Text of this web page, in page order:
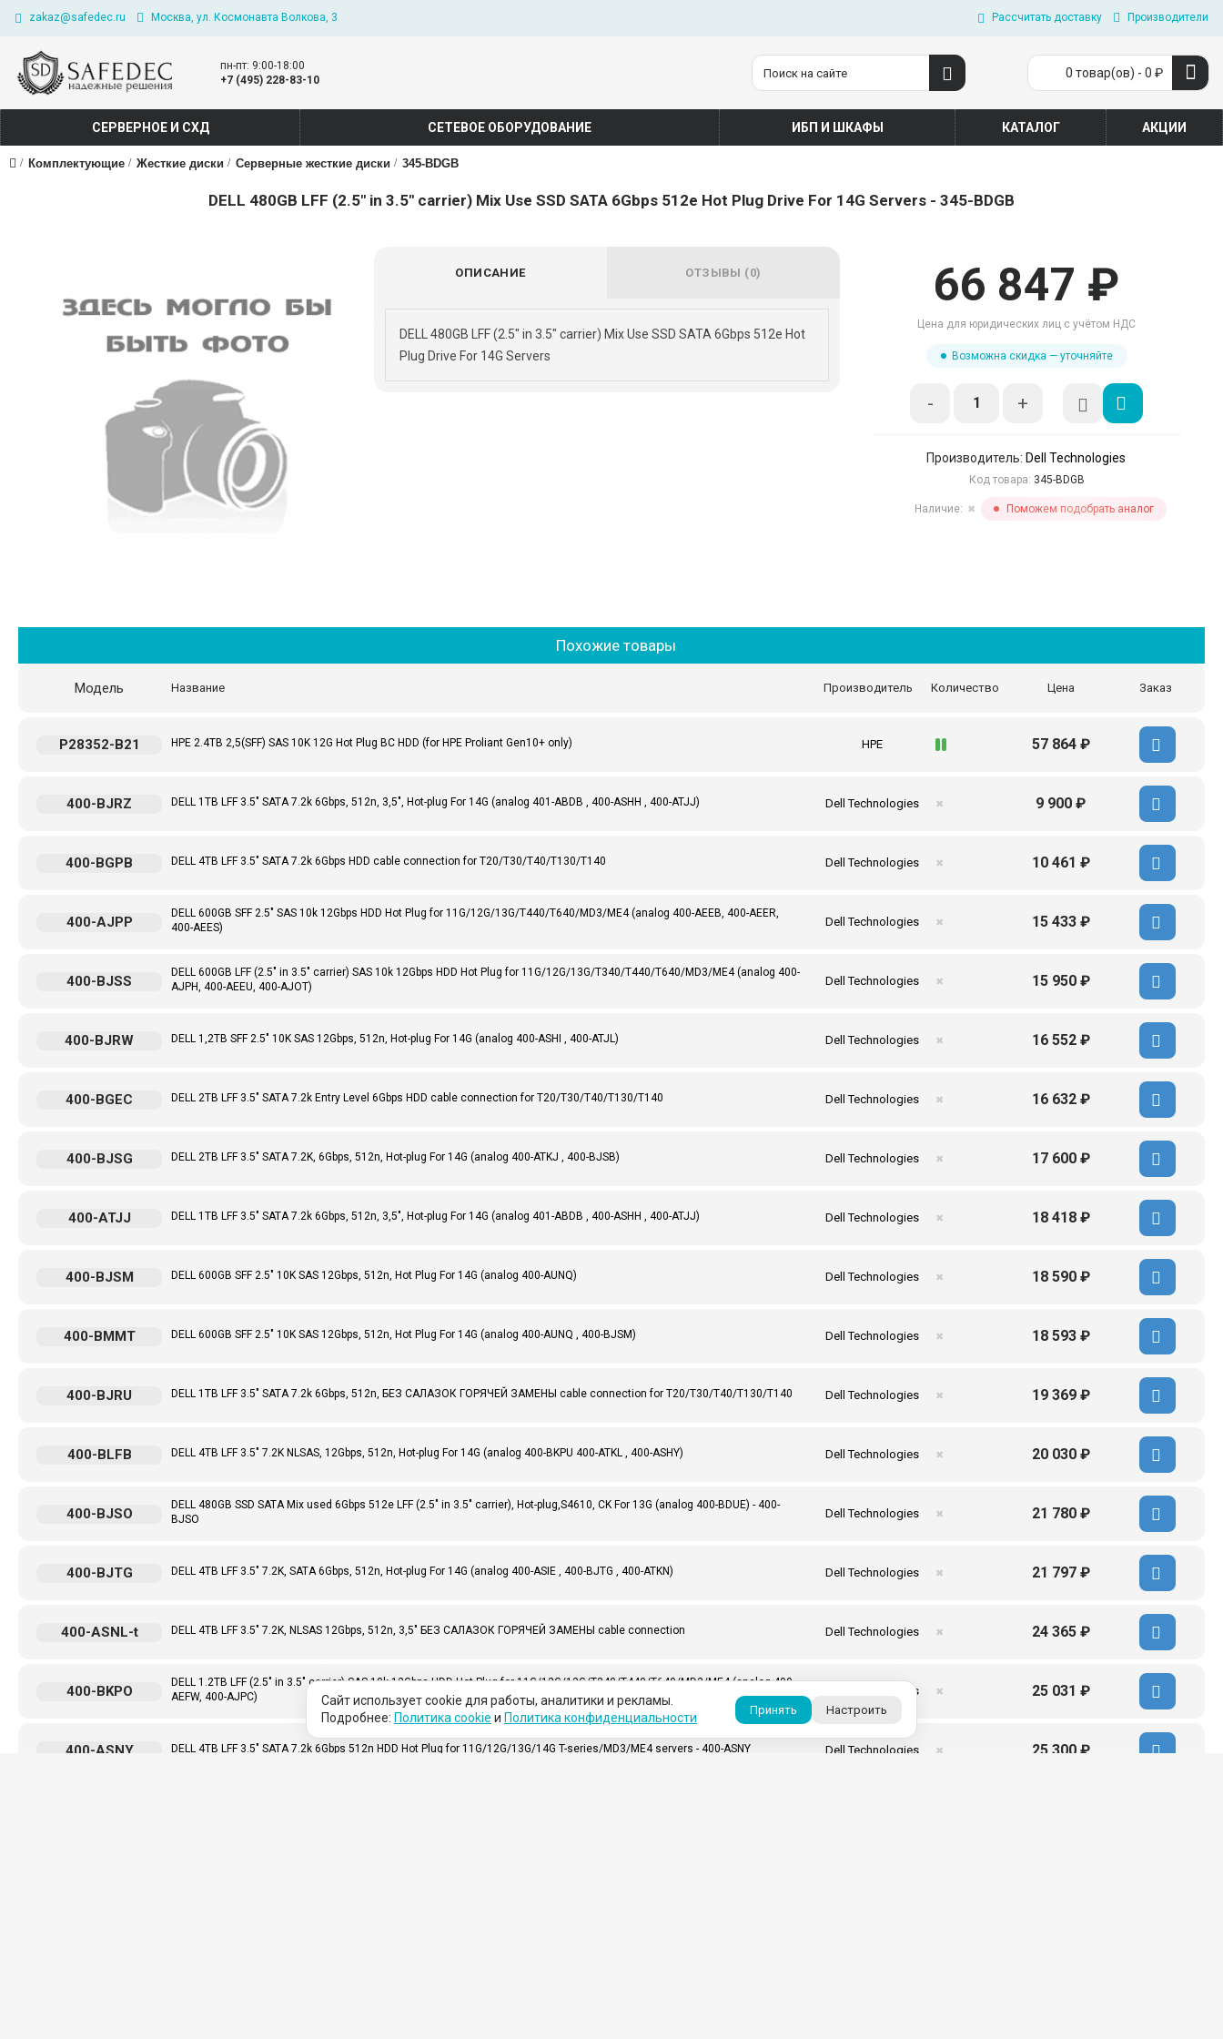
zakaz@safedec.ru Москва, ул. Космонавта Волкова, 3 Рассчитать доставку Производители
пн-пт: 9:00-18:00
+7 (495) 228-83-10
0 товар(ов) - 0 ₽
СЕРВЕРНОЕ И СХД СЕТЕВОЕ ОБОРУДОВАНИЕ ИБП И ШКАФЫ КАТАЛОГ АКЦИИ
Комплектующие Жесткие диски Серверные жесткие диски 345-BDGB
DELL 480GB LFF (2.5" in 3.5" carrier) Mix Use SSD SATA 6Gbps 512e Hot Plug Drive For 14G Servers - 345-BDGB
ОПИСАНИЕ ОТЗЫВЫ (0)
DELL 480GB LFF (2.5" in 3.5" carrier) Mix Use SSD SATA 6Gbps 512e Hot
Plug Drive For 14G Servers
66 847 ₽
Цена для юридических лиц с учётом НДС
Возможна скидка — уточняйте
- +
Производитель: Dell Technologies
Код товара: 345-BDGB
Наличие: ✖ Поможем подобрать аналог
Похожие товары
Название Производитель
Модель Количество Цена Заказ
HPE 2.4TB 2,5(SFF) SAS 10K 12G Hot Plug BC HDD (for HPE Proliant Gen10+ only) HPE
P28352-B21 57 864 ₽
DELL 1TB LFF 3.5" SATA 7.2k 6Gbps, 512n, 3,5", Hot-plug For 14G (analog 401-ABDB , 400-ASHH , 400-ATJJ) Dell Technologies
400-BJRZ ✖ 9 900 ₽
DELL 4TB LFF 3.5" SATA 7.2k 6Gbps HDD cable connection for T20/T30/T40/T130/T140 Dell Technologies
400-BGPB ✖ 10 461 ₽
DELL 600GB SFF 2.5" SAS 10k 12Gbps HDD Hot Plug for 11G/12G/13G/T440/T640/MD3/ME4 (analog 400-AEEB, 400-AEER,
400-AEES)
Dell Technologies
400-AJPP ✖ 15 433 ₽
DELL 600GB LFF (2.5" in 3.5" carrier) SAS 10k 12Gbps HDD Hot Plug for 11G/12G/13G/T340/T440/T640/MD3/ME4 (analog 400-
AJPH, 400-AEEU, 400-AJOT)
Dell Technologies
400-BJSS ✖ 15 950 ₽
DELL 1,2TB SFF 2.5" 10K SAS 12Gbps, 512n, Hot-plug For 14G (analog 400-ASHI , 400-ATJL) Dell Technologies
400-BJRW ✖ 16 552 ₽
DELL 2TB LFF 3.5" SATA 7.2k Entry Level 6Gbps HDD cable connection for T20/T30/T40/T130/T140 Dell Technologies
400-BGEC ✖ 16 632 ₽
DELL 2TB LFF 3.5" SATA 7.2K, 6Gbps, 512n, Hot-plug For 14G (analog 400-ATKJ , 400-BJSB) Dell Technologies
400-BJSG ✖ 17 600 ₽
DELL 1TB LFF 3.5" SATA 7.2k 6Gbps, 512n, 3,5", Hot-plug For 14G (analog 401-ABDB , 400-ASHH , 400-ATJJ) Dell Technologies
400-ATJJ ✖ 18 418 ₽
DELL 600GB SFF 2.5" 10K SAS 12Gbps, 512n, Hot Plug For 14G (analog 400-AUNQ) Dell Technologies
400-BJSM ✖ 18 590 ₽
DELL 600GB SFF 2.5" 10K SAS 12Gbps, 512n, Hot Plug For 14G (analog 400-AUNQ , 400-BJSM) Dell Technologies
400-BMMT ✖ 18 593 ₽
DELL 1TB LFF 3.5" SATA 7.2k 6Gbps, 512n, БЕЗ САЛАЗОК ГОРЯЧЕЙ ЗАМЕНЫ cable connection for T20/T30/T40/T130/T140 Dell Technologies
400-BJRU ✖ 19 369 ₽
DELL 4TB LFF 3.5" 7.2K NLSAS, 12Gbps, 512n, Hot-plug For 14G (analog 400-BKPU 400-ATKL , 400-ASHY) Dell Technologies
400-BLFB ✖ 20 030 ₽
DELL 480GB SSD SATA Mix used 6Gbps 512e LFF (2.5" in 3.5" carrier), Hot-plug,S4610, CK For 13G (analog 400-BDUE) - 400-
BJSO
Dell Technologies
400-BJSO ✖ 21 780 ₽
DELL 4TB LFF 3.5" 7.2K, SATA 6Gbps, 512n, Hot-plug For 14G (analog 400-ASIE , 400-BJTG , 400-ATKN) Dell Technologies
400-BJTG ✖ 21 797 ₽
DELL 4TB LFF 3.5" 7.2K, NLSAS 12Gbps, 512n, 3,5" БЕЗ САЛАЗОК ГОРЯЧЕЙ ЗАМЕНЫ cable connection Dell Technologies
400-ASNL-t ✖ 24 365 ₽
DELL 1.2TB LFF (2.5" in 3.5" carrier) SAS 10k 12Gbps HDD Hot Plug for 11G/12G/13G/T340/T440/T640/MD3/ME4 (analog 400-
AEFW, 400-AJPC)
Dell Technologies
400-BKPO ✖ 25 031 ₽
DELL 4TB LFF 3.5" SATA 7.2k 6Gbps 512n HDD Hot Plug for 11G/12G/13G/14G T-series/MD3/ME4 servers - 400-ASNY Dell Technologies
400-ASNY ✖ 25 300 ₽
Сайт использует cookie для работы, аналитики и рекламы.
Подробнее: Политика cookie и Политика конфиденциальности
Принять Настроить